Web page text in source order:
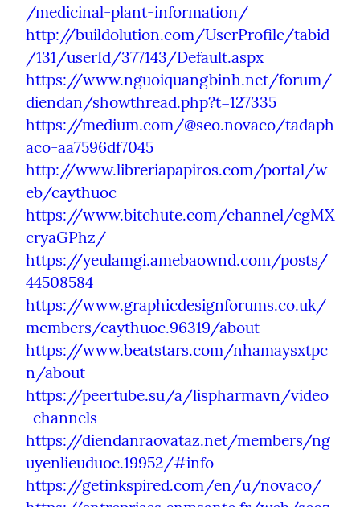
/medicinal-plant-information/
http://buildolution.com/UserProfile/tabid
/131/userId/377143/Default.aspx
https://www.nguoiquangbinh.net/forum/
diendan/showthread.php?t=127335
https://medium.com/@seo.novaco/tadaph
aco-aa7596df7045
http://www.libreriapapiros.com/portal/w
eb/caythuoc
https://www.bitchute.com/channel/cgMX
cryaGPhz/
https://yeulamgi.amebaownd.com/posts/
44508584
https://www.graphicdesignforums.co.uk/
members/caythuoc.96319/about
https://www.beatstars.com/nhamaysxtpc
n/about
https://peertube.su/a/lispharmavn/video
-channels
https://diendanraovataz.net/members/ng
uyenlieuduoc.19952/#info
https://getinkspired.com/en/u/novaco/